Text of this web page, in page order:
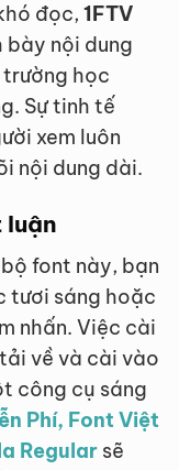
đọc, 1FTV
bày nội dung
học
Sự tinh tế
xem luôn
nội dung dài.
luận
font này, bạn
tươi sáng hoặc
nhấn. Việc cài
về và cài vào
công cụ sáng
Phí, Font Việt
Regular sẽ